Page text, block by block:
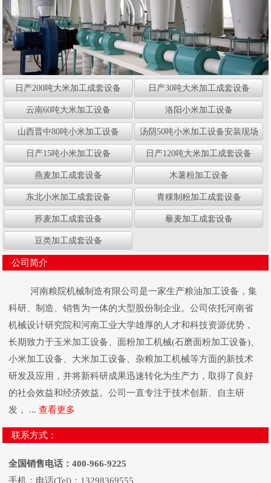
日产200吨大米加工成套设备 日产30吨大米加工成套设备
云南60吨大米加工设备 洛阳小米加工设备
山西晋中80吨小米加工设备 汤阴50吨小米加工设备安装现场
日产15吨小米加工设备 日产120吨大米加工成套设备
燕麦加工成套设备 木薯粉加工设备
东北小米加工成套设备 青稞制粉加工成套设备
荞麦加工成套设备 藜麦加工成套设备
豆类加工成套设备
公司简介
河南粮院机械制造有限公司是一家生产粮油加工设备，集
科研、制造、销售为一体的大型股份制企业。公司依托河南省
机械设计研究院和河南工业大学雄厚的人才和科技资源优势，
长期致力于玉米加工设备、面粉加工机械(石磨面粉加工设备)、
小米加工设备、大米加工设备、杂粮加工机械等方面的新技术
研发及应用，并将新科研成果迅速转化为生产力，取得了良好
的社会效益和经济效益。公司一直专注于技术创新、自主研
发， ...查看更多
联系方式：
全国销售电话：400-966-9225
手机：电话(Tel)：13298369555